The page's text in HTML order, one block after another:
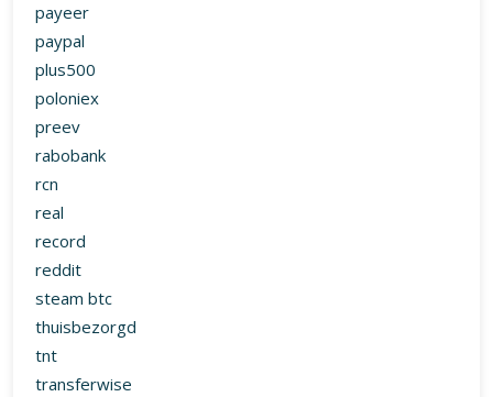
payeer
paypal
plus500
poloniex
preev
rabobank
rcn
real
record
reddit
steam btc
thuisbezorgd
tnt
transferwise